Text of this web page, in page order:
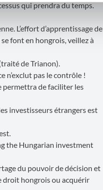
qui prendra du temps.
L’effort d’apprentissage de
font en hongrois, veillez à
de Trianon).
n’exclut pas le contrôle !
permettra de faciliter les
investisseurs étrangers est
the Hungarian investment
du pouvoir de décision et
droit hongrois ou acquérir